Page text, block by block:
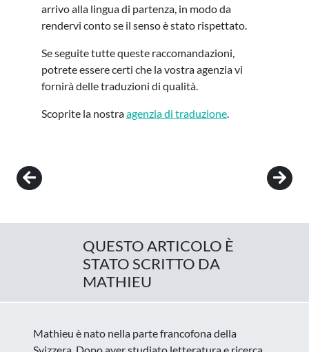
arrivo alla lingua di partenza, in modo da
rendervi conto se il senso è stato rispettato.
Se seguite tutte queste raccomandazioni,
potrete essere certi che la vostra agenzia vi
fornirà delle traduzioni di qualità.
Scoprite la nostraagenzia di traduzione.
Post navigation
QUESTO ARTICOLO È
STATO SCRITTO DA
MATHIEU
Mathieu è nato nella parte francofona della